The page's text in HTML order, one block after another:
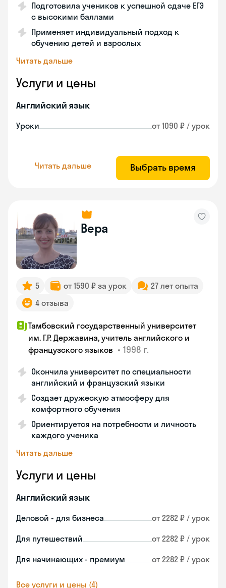
Подготовила учеников к успешной сдаче ЕГЭ
с высокими баллами
Применяет индивидуальный подход к
обучению детей и взрослых
Читать дальше
Услуги и цены
Английский язык
Уроки от 1090 ₽ / урок
Читать дальше Выбрать время
Вера
5 от 1590 ₽ за урок
27 лет опыта
4 отзыва
Тамбовский государственный университет
им. Г.Р. Державина, учитель английского и
французского языков • 1998 г.
Окончила университет по специальности
английский и французский языки
Создает дружескую атмосферу для
комфортного обучения
Ориентируется на потребности и личность
каждого ученика
Читать дальше
Услуги и цены
Английский язык
Деловой - для бизнеса от 2282 ₽ / урок
Для путешествий от 2282 ₽ / урок
Для начинающих - премиум от 2282 ₽ / урок
Все услуги и цены (4)